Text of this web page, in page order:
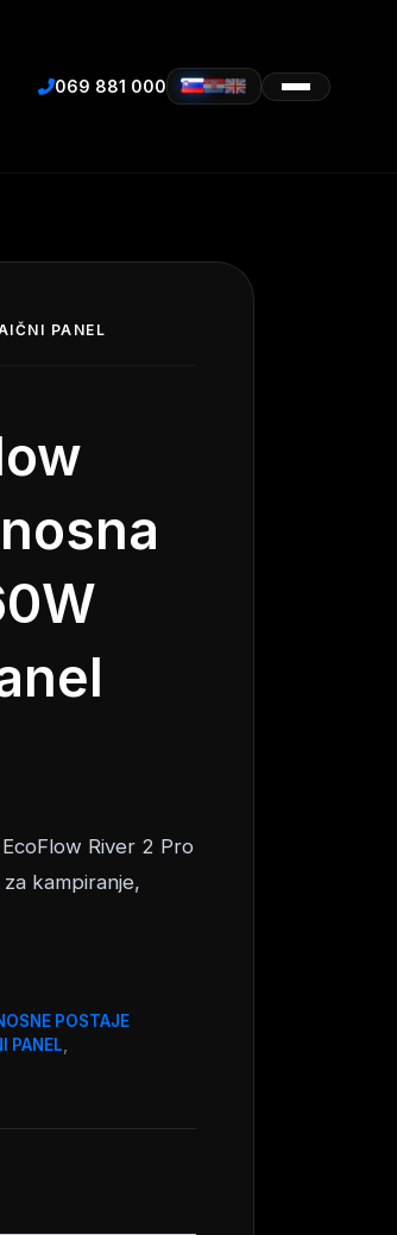
069 881 000
PANEL
River 2 Pro
kampiranje,
POSTAJE
PANEL